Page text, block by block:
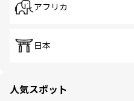
アフリカ
日本
人気スポット